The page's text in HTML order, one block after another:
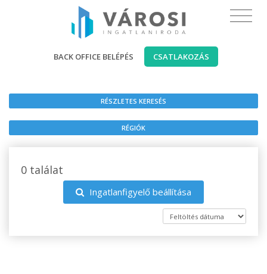
BACK OFFICE BELÉPÉS CSATLAKOZÁS
RÉSZLETES KERESÉS
RÉGIÓK
0 találat
Ingatlanfigyelő beállítása